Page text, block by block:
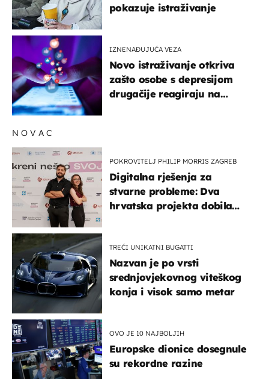
pokazuje istraživanje
IZNENAĐUJUĆA VEZA
Novo istraživanje otkriva
zašto osobe s depresijom
drugačije reagiraju na
NOVAC
POKROVITELJ PHILIP MORRIS ZAGREB
Digitalna rješenja za
stvarne probleme: Dva
hrvatska projekta dobila
TREĆI UNIKATNI BUGATTI
Nazvan je po vrsti
srednjovjekovnog viteškog
konja i visok samo metar
OVO JE 10 NAJBOLJIH
Europske dionice dosegnule
su rekordne razine